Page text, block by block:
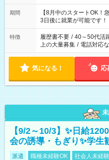
と休みを合わせたい」 「
「できれば残業はしたく
ね。 ※Wワーク希望の方へ 今ご覧のお仕事で希望する勤務時間
と、もう1つのお仕事の
合は応募できません。
期間
【8月中のスタートOK
3日後に就業が可能です！
特徴 履歴書不要 / 40～50代活
上の大量募集 / 電話対応
気になる！ 応
【9/2～10/3】✨日給
会の誘導・もぎり✨学生
派遣 職種未経験OK 社会人未経